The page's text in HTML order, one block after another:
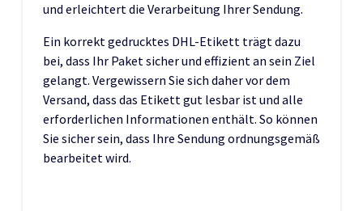
und erleichtert die Verarbeitung Ihrer Sendung.
Ein korrekt gedrucktes DHL-Etikett trägt dazu
bei, dass Ihr Paket sicher und effizient an sein Ziel
gelangt. Vergewissern Sie sich daher vor dem
Versand, dass das Etikett gut lesbar ist und alle
erforderlichen Informationen enthält. So können
Sie sicher sein, dass Ihre Sendung ordnungsgemäß
bearbeitet wird.